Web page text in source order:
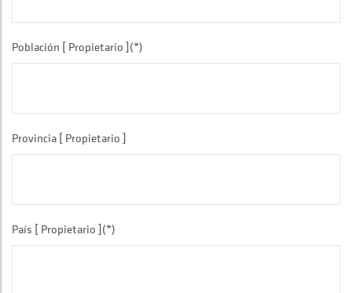
Población [ Propietario ](*)
Provincia [ Propietario ]
País [ Propietario ](*)